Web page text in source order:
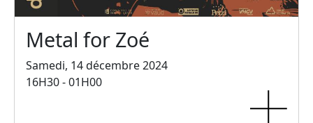
Metal for Zoé
Samedi, 14 décembre 2024
16H30 - 01H00